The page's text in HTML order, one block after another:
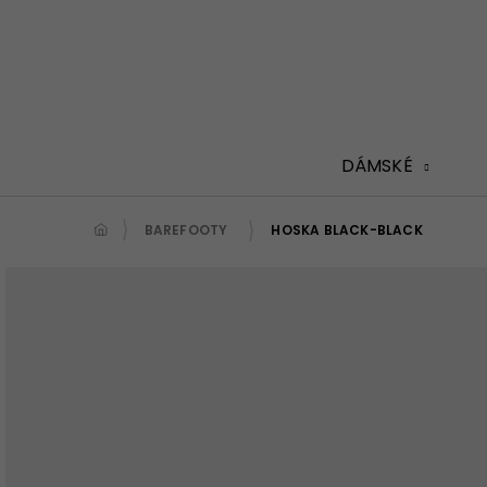
DÁMSKÉ
BAREFOOTY HOSKA BLACK-BLACK